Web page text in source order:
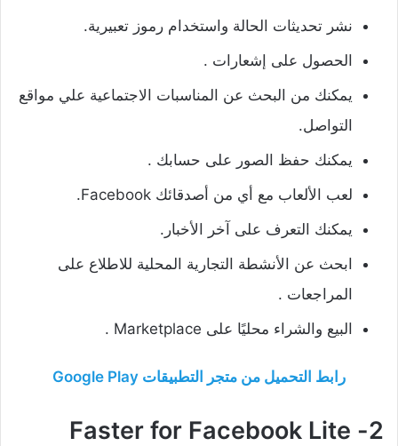
نشر تحديثات الحالة واستخدام رموز تعبيرية.
الحصول على إشعارات .
يمكنك من البحث عن المناسبات الاجتماعية علي مواقع
التواصل.
يمكنك حفظ الصور على حسابك .
لعب الألعاب مع أي من أصدقائك Facebook.
يمكنك التعرف على آخر الأخبار.
ابحث عن الأنشطة التجارية المحلية للاطلاع على
المراجعات .
البيع والشراء محليًا على Marketplace .
رابط التحميل من متجر التطبيقات Google Play
2- Faster for Facebook Lite‏